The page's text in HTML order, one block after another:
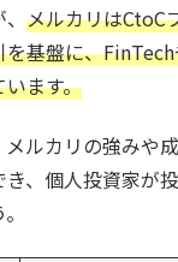
メルカリはCtoC
基盤に、
ます。
ルカリの強みや
、個人投資家が